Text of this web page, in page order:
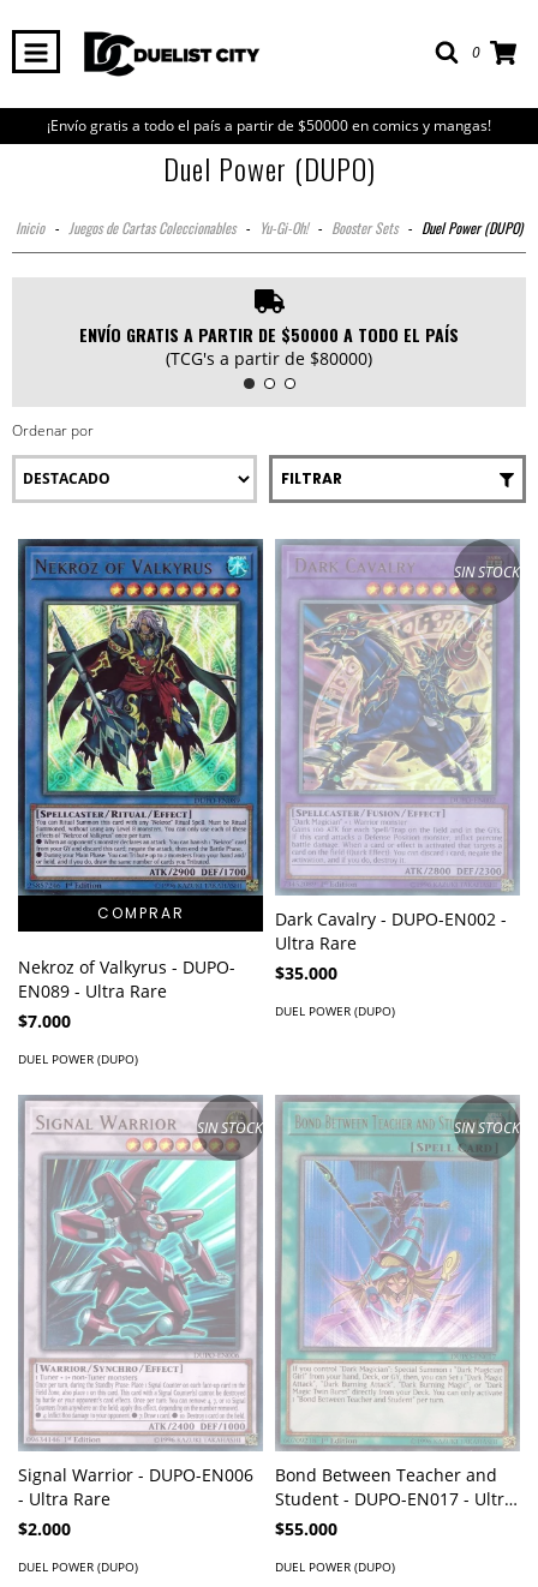
0
¡Envío gratis a todo el país a partir de $50000 en comics y mangas!
Duel Power (DUPO)
Inicio - Juegos de Cartas Coleccionables - Yu-Gi-Oh! - Booster Sets - Duel Power (DUPO)
ENVÍO GRATIS A PARTIR DE $50000 A TODO EL PAÍS
(TCG's a partir de $80000)
Ordenar por
FILTRAR
Nekroz of Valkyrus - DUPO-
EN089 - Ultra Rare
$7.000
DUEL POWER (DUPO)
SIN STOCK
Dark Cavalry - DUPO-EN002 -
Ultra Rare
$35.000
DUEL POWER (DUPO)
SIN STOCK
Signal Warrior - DUPO-EN006
- Ultra Rare
$2.000
DUEL POWER (DUPO)
SIN STOCK
Bond Between Teacher and
Student - DUPO-EN017 - Ultra
Rare
$55.000
DUEL POWER (DUPO)